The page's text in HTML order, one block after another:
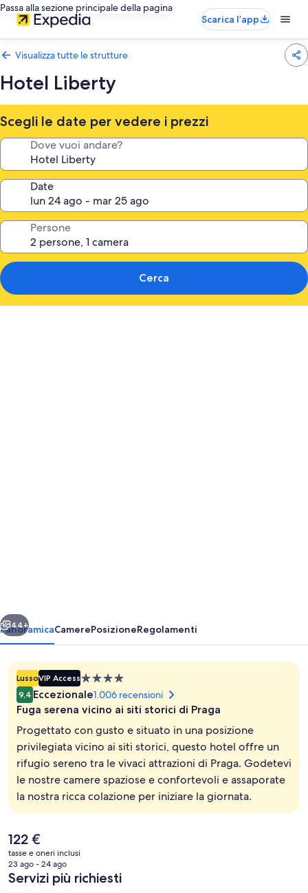
Passa alla sezione principale della pagina
Scarica l’app
Visualizza tutte le strutture
Hotel Liberty
Scegli le date per vedere i prezzi
Dove vuoi andare?
Date
Persone
Cerca
Esterni
Avanti
44+
PanoramicaCamerePosizioneRegolamenti
LussoVIP AccessStruttura
a
4.0
9,4 Eccezionale1.006 recensioni
Fuga serena vicino ai siti storici di Praga
Progettato con gusto e situato in una posizione
privilegiata vicino ai siti storici, questo hotel offre un
rifugio sereno tra le vivaci attrazioni di Praga. Godetevi
le nostre camere spaziose e confortevoli e assaporate
la nostra ricca colazione per iniziare la giornata.
Il
prezzo
attuale
è
122 €
122 €
tasse e oneri inclusi
23 ago - 24 ago
Servizi più richiesti